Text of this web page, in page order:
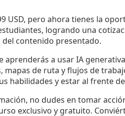
USD, pero ahora tienes la
logrando una
contenido presentado.
aprenderás a usar IA
de ruta y flujos de
habilidades y estar al frente
no dudes en tomar
exclusivo y gratuito.